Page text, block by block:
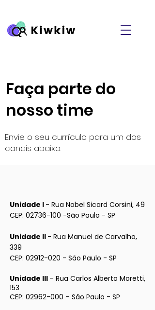
Faça parte do
nosso time
Envie o seu currículo para um dos
canais abaixo.
Unidade I - Rua Nobel Sicard Corsini, 49
CEP: 02736-100 -São Paulo - SP
Unidade II - Rua Manuel de Carvalho,
339
CEP: 02912-020 - São Paulo - SP
Unidade III – Rua Carlos Alberto Moretti,
153
CEP: 02962-000 – São Paulo - SP